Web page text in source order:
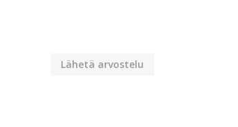
Lähetä arvostelu